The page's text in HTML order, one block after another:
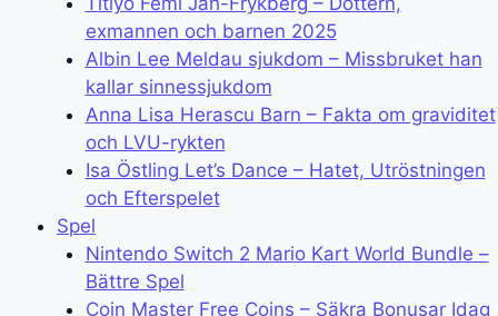
exmannen och barnen 2025
Albin Lee Meldau sjukdom – Missbruket han
kallar sinnessjukdom
Anna Lisa Herascu Barn – Fakta om graviditet
och LVU-rykten
Isa Östling Let’s Dance – Hatet, Utröstningen
och Efterspelet
Spel
Nintendo Switch 2 Mario Kart World Bundle –
Bättre Spel
Coin Master Free Coins – Säkra Bonusar Idag